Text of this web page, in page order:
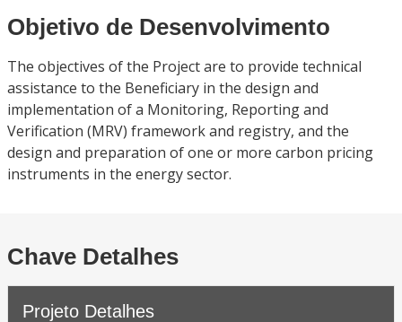
Objetivo de Desenvolvimento
The objectives of the Project are to provide technical
assistance to the Beneficiary in the design and
implementation of a Monitoring, Reporting and
Verification (MRV) framework and registry, and the
design and preparation of one or more carbon pricing
instruments in the energy sector.
Chave Detalhes
Projeto Detalhes